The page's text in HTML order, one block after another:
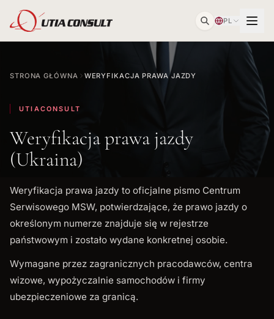
PL
STRONA GŁÓWNA WERYFIKACJA PRAWA JAZDY
UTIACONSULT
Weryfikacja prawa jazdy
(Ukraina)
Weryfikacja prawa jazdy to oficjalne pismo Centrum
Serwisowego MSW, potwierdzające, że prawo jazdy o
określonym numerze znajduje się w rejestrze
państwowym i zostało wydane konkretnej osobie.
Wymagane przez zagranicznych pracodawców, centra
wizowe, wypożyczalnie samochodów i firmy
ubezpieczeniowe za granicą.